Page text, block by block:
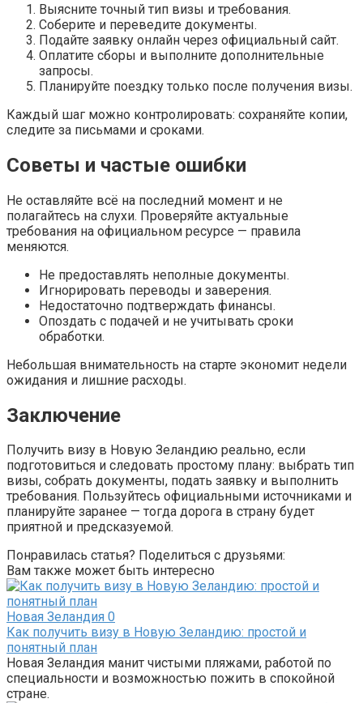
Выясните точный тип визы и требования.
Соберите и переведите документы.
Подайте заявку онлайн через официальный сайт.
Оплатите сборы и выполните дополнительные
запросы.
Планируйте поездку только после получения визы.
Каждый шаг можно контролировать: сохраняйте копии,
следите за письмами и сроками.
Советы и частые ошибки
Не оставляйте всё на последний момент и не
полагайтесь на слухи. Проверяйте актуальные
требования на официальном ресурсе — правила
меняются.
Не предоставлять неполные документы.
Игнорировать переводы и заверения.
Недостаточно подтверждать финансы.
Опоздать с подачей и не учитывать сроки
обработки.
Небольшая внимательность на старте экономит недели
ожидания и лишние расходы.
Заключение
Получить визу в Новую Зеландию реально, если
подготовиться и следовать простому плану: выбрать тип
визы, собрать документы, подать заявку и выполнить
требования. Пользуйтесь официальными источниками и
планируйте заранее — тогда дорога в страну будет
приятной и предсказуемой.
Понравилась статья? Поделиться с друзьями:
Вам также может быть интересно
Новая Зеландия 0
Как получить визу в Новую Зеландию: простой и
понятный план
Новая Зеландия манит чистыми пляжами, работой по
специальности и возможностью пожить в спокойной
стране.